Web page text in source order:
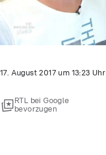
17. August 2017 um 13:23 Uhr
RTL bei Google
bevorzugen